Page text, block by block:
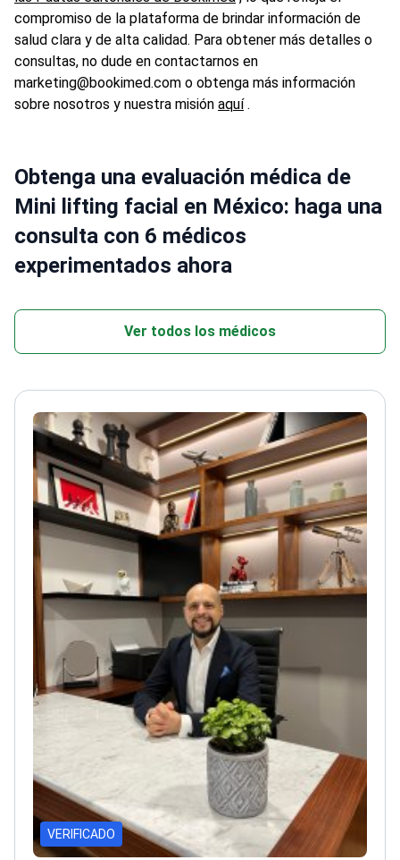
compromiso de la plataforma de brindar información de
salud clara y de alta calidad. Para obtener más detalles o
consultas, no dude en contactarnos en
marketing@bookimed.com o obtenga más información
sobre nosotros y nuestra misión aquí.
Obtenga una evaluación médica de
Mini lifting facial en México: haga una
consulta con 6 médicos
experimentados ahora
Ver todos los médicos
VERIFICADO